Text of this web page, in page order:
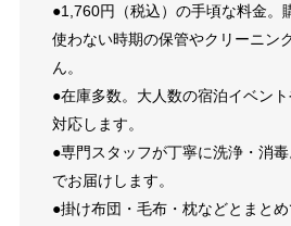
●1,760円（税込）の手頃な料金。
使わない時期の保管やクリーニン
ん。
●在庫多数。大人数の宿泊イベン
対応します。
●専門スタッフが丁寧に洗浄・消
でお届けします。
●掛け布団・毛布・枕などとまとめ